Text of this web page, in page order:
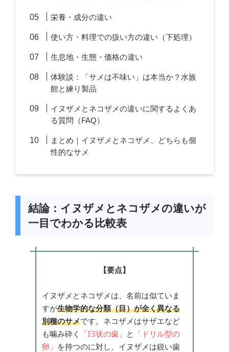
栄養・成分の違い
使い方・料理での扱い方の違い（下処理）
生息地・生態・価格の違い
体験談：「サメは不味い」は本当か？水族
館と練り製品
イヌザメとネコザメの違いに関するよくあ
る質問（FAQ）
まとめ｜イヌザメとネコザメ、どちらも個
性的なサメ
結論：イヌザメとネコザメの違いが
一目でわかる比較表
【要点】
イヌザメとネコザメは、名前は似ていま
すが生物学的な分類（目）が全く異なる
別種のサメです。ネコザメはサザエなど
も噛み砕く
「臼状の歯」 と
「ドリル型の
卵」
を持つのに対し、イヌザメは鋭い歯